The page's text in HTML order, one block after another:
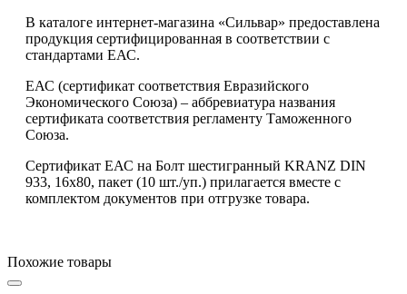
В каталоге интернет-магазина «Сильвар» предоставлена
продукция сертифицированная в соответствии с
стандартами ЕАС.
ЕАС (сертификат соответствия Евразийского
Экономического Союза) – аббревиатура названия
сертификата соответствия регламенту Таможенного
Союза.
Сертификат ЕАС на Болт шестигранный KRANZ DIN
933, 16х80, пакет (10 шт./уп.) прилагается вместе с
комплектом документов при отгрузке товара.
Похожие товары